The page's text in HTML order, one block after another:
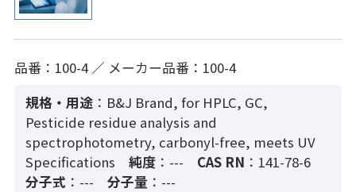
品番：100-4 ／ メーカー品番：100-4
規格・用途 ：B&J Brand, for HPLC, GC,
Pesticide residue analysis and
spectrophotometry, carbonyl-free, meets UV
Specifications
純度：--- CAS RN ：141-78-6
分子式 ：--- 分子量 ：---